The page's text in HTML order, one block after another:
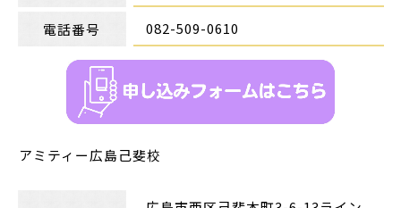
電話番号 082-509-0610
アミティー広島己斐校